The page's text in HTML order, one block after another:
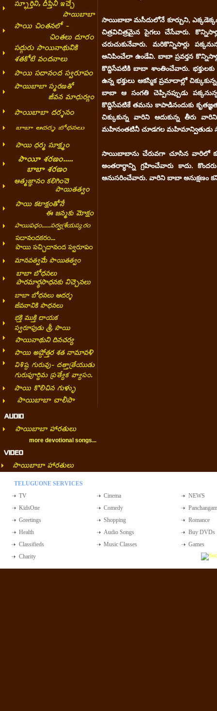
more devotional songs...
సాయిబాబా మసీదులోనే కూర్చుని,
చిత్రవిచిత్రమైన సైగలు చేసేవారు.
చరుచుకునేవారు. మరికొన్నిసార్లు
అనిపించేలా ఉండేవి. బాబా ప్రవర్తన
కొద్దిసేపటికి బాబా శాంతించేవారు.
ఉన్న భక్తులు ఆకస్మిక ప్రమాదాల్లో
బాబా ఆ సంగతి చెప్పినప్పుడు
కొద్దిసేపటికే తమను కాపాడినందుకు
చిక్కుకున్న వారిని ఆదుకున్న తీరు
మహినంతటినీ చూడగల
సాయిబాబాను చేరువగా చూసిన వారిలో
అంతరార్ధాన్ని గ్రహించేవారు కాదు.
అనుసరించేవారు. వారిని బాబా అనుక్షణం
TELUGUONE SERVICES
TV
Cinema
NEWS
KidsOne
Comedy
Panchangam
Greetings
Shopping
Romance
Health
Audio Songs
Buy DVDs
Classifieds
Music Classes
Games
Charity